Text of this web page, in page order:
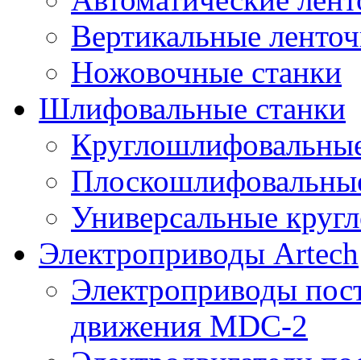
Вертикальные
Ножовочные станки
Шлифовальные станки
Универсальные
Электроприводы Artech
Электроприводы
движения MDC-2